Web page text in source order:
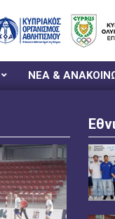
ΝΕΑ &